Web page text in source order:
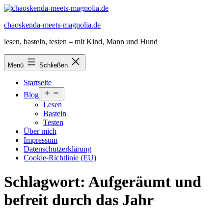
Zum
springen
chaoskenda-meets-magnolia.de
lesen, basteln, testen – mit Kind, Mann und Hund
Menü Schließen
Startseite
Blog
öffnen
Lesen
Basteln
Testen
Über mich
Impressum
Datenschutzerklärung
Cookie-Richtlinie (EU)
Schlagwort: Aufgeräumt und
befreit durch das Jahr